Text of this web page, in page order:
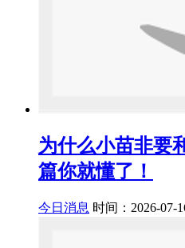
为什么小苗非要
篇你就懂了！
今日消息 时间：2026-07-